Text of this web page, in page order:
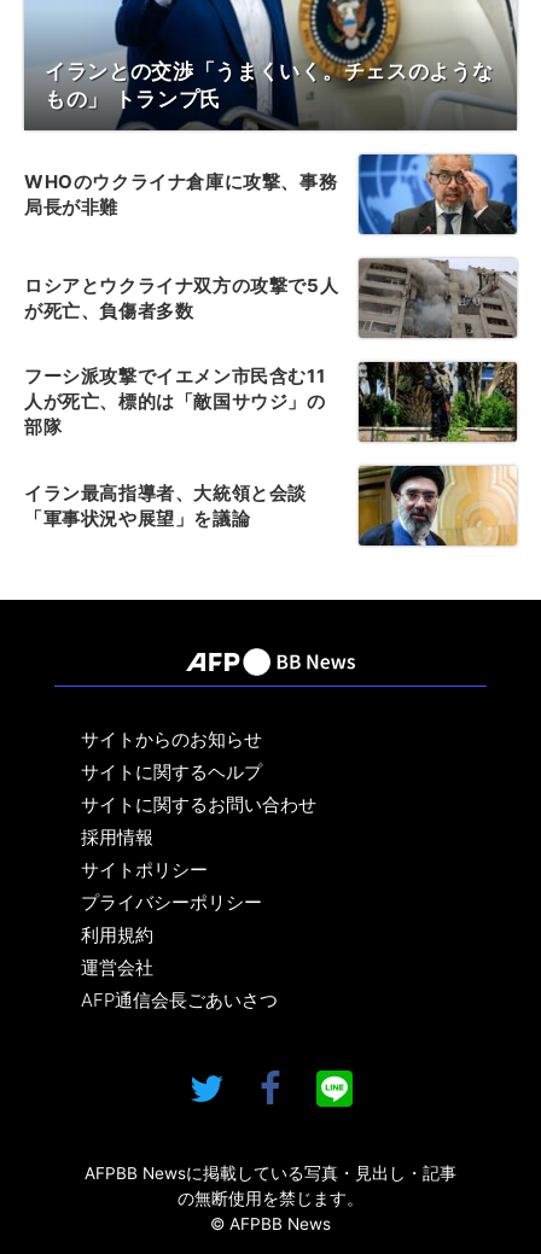
イランとの交渉「うまくいく。チェスのような
もの」 トランプ氏
WHOのウクライナ倉庫に攻撃、事務
局長が非難
ロシアとウクライナ双方の攻撃で5人
が死亡、負傷者多数
フーシ派攻撃でイエメン市民含む11
人が死亡、標的は「敵国サウジ」の
部隊
イラン最高指導者、大統領と会談
「軍事状況や展望」を議論
サイトからのお知らせ
サイトに関するヘルプ
サイトに関するお問い合わせ
採用情報
サイトポリシー
プライバシーポリシー
利用規約
運営会社
AFP通信会長ごあいさつ
AFPBB Newsに掲載している写真・見出し・記事
の無断使用を禁じます。
© AFPBB News